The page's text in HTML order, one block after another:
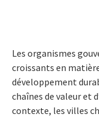
Les organismes
croissants en
développement
chaînes de valeur et
contexte, les villes